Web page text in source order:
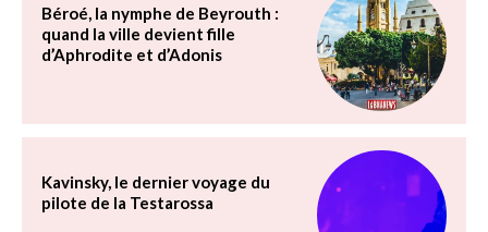
Béroé, la nymphe de Beyrouth :
quand la ville devient fille
d’Aphrodite et d’Adonis
Kavinsky, le dernier voyage du
pilote de la Testarossa